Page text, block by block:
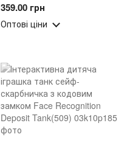
359.00 грн
Оптові ціни